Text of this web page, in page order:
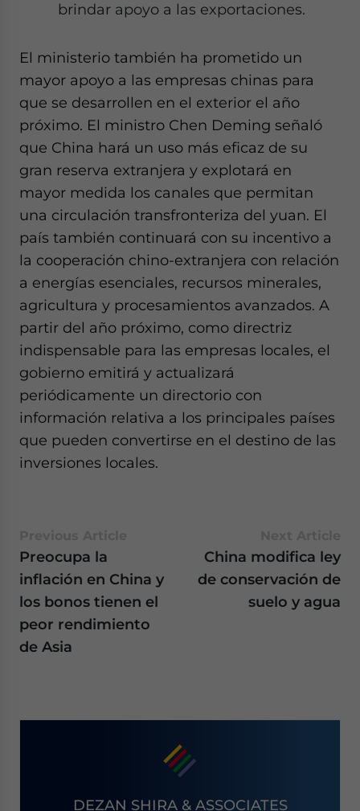
brindar apoyo a las exportaciones.
El ministerio también ha prometido un
mayor apoyo a las empresas chinas para
que se desarrollen en el exterior el año
próximo. El ministro Chen Deming señaló
que China hará un uso más eficaz de su
gran reserva extranjera y explotará en
mayor medida los canales que permitan
una circulación transfronteriza del yuan. El
país también continuará con su incentivo a
la cooperación chino-extranjera con relación
a energías esenciales, recursos minerales,
agricultura y procesamientos avanzados. A
partir del año próximo, como directriz
indispensable para las empresas locales, el
gobierno emitirá y actualizará
periódicamente un directorio con
información relativa a los principales países
que pueden convertirse en el destino de las
inversiones locales.
Preocupa la
inflación en China y
los bonos tienen el
peor rendimiento
de Asia
China modifica ley
de conservación de
suelo y agua
DEZAN SHIRA & ASSOCIATES